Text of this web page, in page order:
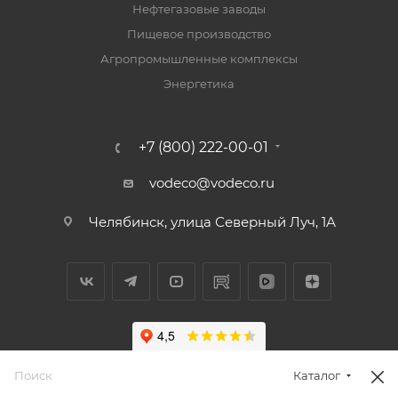
Нефтегазовые заводы
Пищевое производство
Агропромышленные комплексы
Энергетика
+7 (800) 222-00-01
vodeco@vodeco.ru
Челябинск, улица Северный Луч, 1А
Каталог